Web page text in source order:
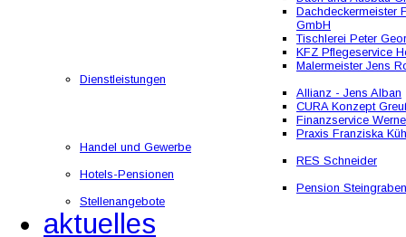
Dachdeckermeister
GmbH
Tischlerei Peter
KFZ Pflegeservice
Malermeister Jens
Dienstleistungen
Allianz - Jens Alban
CURA Konzept
Finanzservice
Praxis Franziska
Handel und Gewerbe
RES Schneider
Hotels-Pensionen
Pension Steingraben
Stellenangebote
aktuelles